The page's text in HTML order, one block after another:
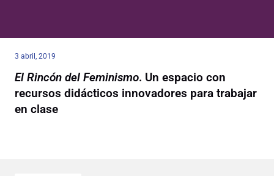
3 abril, 2019
El Rincón del Feminismo. Un espacio con
recursos didácticos innovadores para trabajar
en clase